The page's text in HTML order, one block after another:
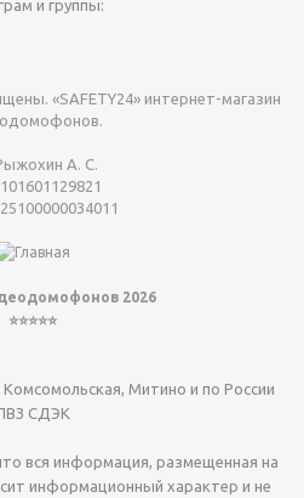
и группы:
«SAFETY24» интернет-магазин
А. С.
2026
⭐⭐⭐⭐⭐
Митино и по России
СДЭК
вся информация, размещенная на
информационный характер и не